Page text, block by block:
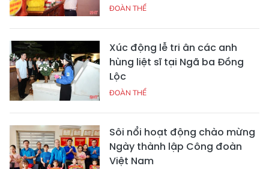
ĐOÀN THỂ
Xúc động lễ tri ân các anh
hùng liệt sĩ tại Ngã ba Đồng
Lộc
ĐOÀN THỂ
Sôi nổi hoạt động chào mừng
Ngày thành lập Công đoàn
Việt Nam